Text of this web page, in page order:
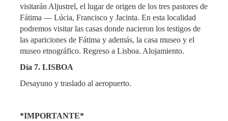
visitarán Aljustrel, el lugar de origen de los tres pastores de
Fátima — Lúcia, Francisco y Jacinta. En esta localidad
podremos visitar las casas donde nacieron los testigos de
las apariciones de Fátima y además, la casa museo y el
museo etnográfico. Regreso a Lisboa. Alojamiento.
Día 7. LISBOA
Desayuno y traslado al aeropuerto.
*IMPORTANTE*